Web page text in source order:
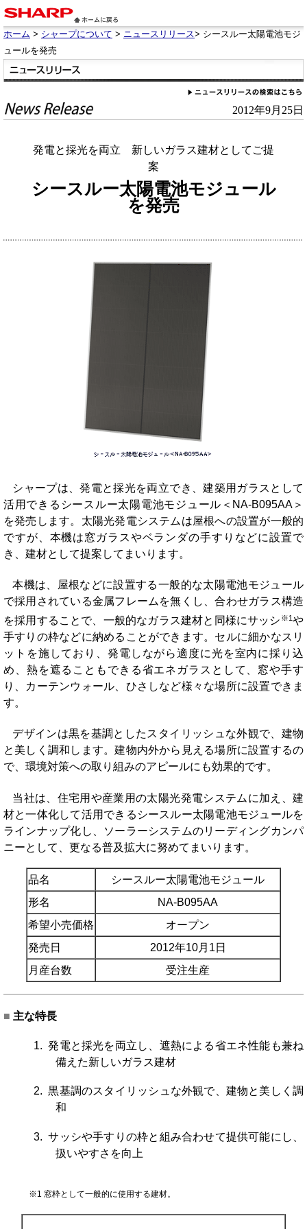
ホーム > シャープについて > ニュースリリース> シースルー太陽電池モジ
ュールを発売
2012年9月25日
発電と採光を両立 新しいガラス建材としてご提
案
シースルー太陽電池モジュール
を発売
シャープは、発電と採光を両立でき、建築用ガラスとして
活用できるシースルー太陽電池モジュール＜NA-B095AA＞
を発売します。太陽光発電システムは屋根への設置が一般的
ですが、本機は窓ガラスやベランダの手すりなどに設置で
き、建材として提案してまいります。
本機は、屋根などに設置する一般的な太陽電池モジュール
で採用されている金属フレームを無くし、合わせガラス構造
を採用することで、一般的なガラス建材と同様にサッシ ※1や
手すりの枠などに納めることができます。セルに細かなスリ
ットを施しており、発電しながら適度に光を室内に採り込
め、熱を遮ることもできる省エネガラスとして、窓や手す
り、カーテンウォール、ひさしなど様々な場所に設置できま
す。
デザインは黒を基調としたスタイリッシュな外観で、建物
と美しく調和します。建物内外から見える場所に設置するの
で、環境対策への取り組みのアピールにも効果的です。
当社は、住宅用や産業用の太陽光発電システムに加え、建
材と一体化して活用できるシースルー太陽電池モジュールを
ラインナップ化し、ソーラーシステムのリーディングカンパ
ニーとして、更なる普及拡大に努めてまいります。
品名
シースルー太陽電池モジュール
形名
NA-B095AA
希望小売価格
オープン
発売日
2012年10月1日
月産台数
受注生産
■ 主な特長
1. 発電と採光を両立し、遮熱による省エネ性能も兼ね
備えた新しいガラス建材
2. 黒基調のスタイリッシュな外観で、建物と美しく調
和
3. サッシや手すりの枠と組み合わせて提供可能にし、
扱いやすさを向上
※1 窓枠として一般的に使用する建材。